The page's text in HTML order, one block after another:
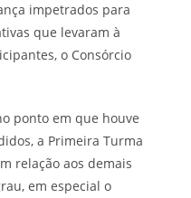
impetrados para
que levaram à
o Consórcio
ponto em que houve
a Primeira Turma
relação aos demais
em especial o